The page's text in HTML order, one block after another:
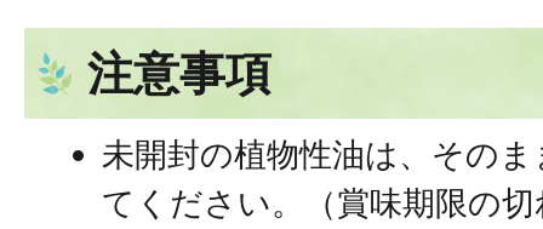
注意事項
未開封の植物性油は、その
てください。（賞味期限の